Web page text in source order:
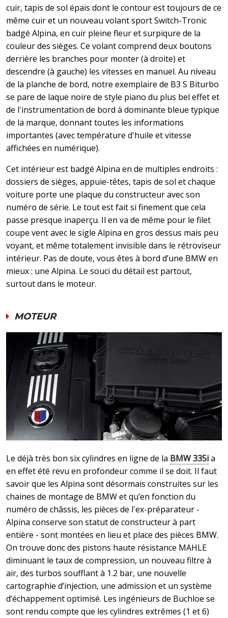
cuir, tapis de sol épais dont le contour est toujours de ce
même cuir et un nouveau volant sport Switch-Tronic
badgé Alpina, en cuir pleine fleur et surpiqure de la
couleur des sièges. Ce volant comprend deux boutons
derrière les branches pour monter (à droite) et
descendre (à gauche) les vitesses en manuel. Au niveau
de la planche de bord, notre exemplaire de B3 S Biturbo
se pare de laque noire de style piano du plus bel effet et
de l'instrumentation de bord à dominante bleue typique
de la marque, donnant toutes les informations
importantes (avec température d'huile et vitesse
affichées en numérique).
Cet intérieur est badgé Alpina en de multiples endroits :
dossiers de sièges, appuie-têtes, tapis de sol et chaque
voiture porte une plaque du constructeur avec son
numéro de série. Le tout est fait si finement que cela
passe presque inaperçu. Il en va de même pour le filet
coupe vent avec le sigle Alpina en gros dessus mais peu
voyant, et même totalement invisible dans le rétroviseur
intérieur. Pas de doute, vous êtes à bord d’une BMW en
mieux : une Alpina. Le souci du détail est partout,
surtout dans le moteur.
MOTEUR
Le déjà très bon six cylindres en ligne de la BMW 335ia
en effet été revu en profondeur comme il se doit. Il faut
savoir que les Alpina sont désormais construites sur les
chaines de montage de BMW et qu’en fonction du
numéro de châssis, les pièces de l'ex-préparateur -
Alpina conserve son statut de constructeur à part
entière - sont montées en lieu et place des pièces BMW.
On trouve donc des pistons haute résistance MAHLE
diminuant le taux de compression, un nouveau filtre à
air, des turbos soufflant à 1.2 bar, une nouvelle
cartographie d’injection, une admission et un système
d’échappement optimisé. Les ingénieurs de Buchloe se
sont rendu compte que les cylindres extrêmes (1 et 6)